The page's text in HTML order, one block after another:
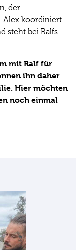
der
Alex koordiniert
steht bei Ralfs
mit Ralf für
ihn daher
Hier möchten
noch einmal